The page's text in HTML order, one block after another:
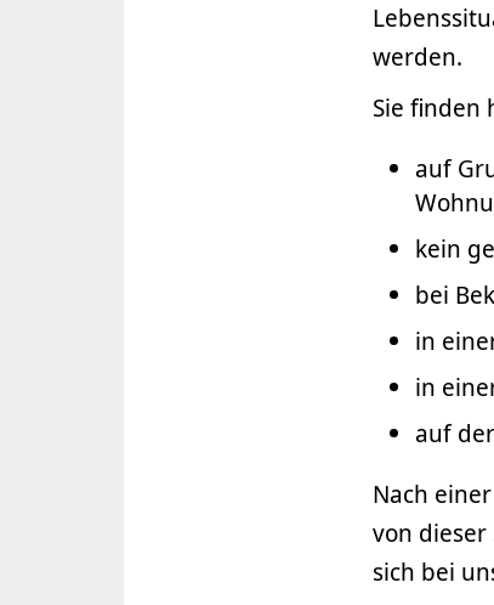
werden.
Sie finden
auf
kein
bei
in
in
auf
Nach
von dieser
sich bei